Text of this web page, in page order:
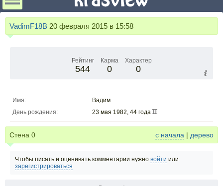
VadimF18B 20 февраля 2015 в 15:58
Рейтинг
544
Карма
0
Характер
0
Имя:
Вадим
День рождения:
23 мая 1982, 44 года
Стена 0 с начала | дерево
Чтобы писать и оценивать комментарии нужно войти или
зарегистрироваться